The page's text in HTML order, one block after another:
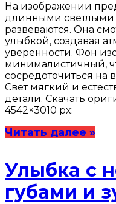
На изображении
длинными светлыми
развеваются. Она
улыбкой, создавая
уверенности. Фон
минималистичный,
сосредоточиться
Свет мягкий и
детали. Скачать
4542×3010 px:
Читать далее »
Улыбка с
губами и